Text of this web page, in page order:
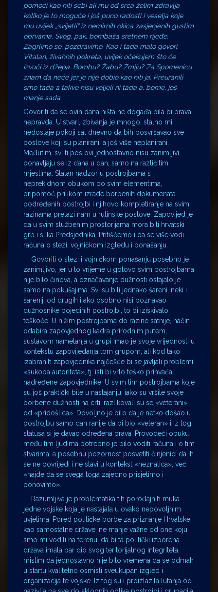
pomoći kao niti sebi ali mu od srca želim zdravlja
koliko je to moguće i još puno radosti i veselja koje
mu uvijek „svijetli“ iz nemirnih okica zasjenjenih gustim
obrvama. Svog, pak, bombaša sretnem rijeđe.
Zagrlimo se, pozdravimo. Kao i tada malo govori.
Vitalan, živahnih pokreta, uvijek očekujem što će
izvuči iz džepa. Bombu? Žabu? Zmiju? Za Spomenicu
znam da neće jer je nije dobio kao niti ja. Preuranili
smo tada a takve nisu voljeli ni tada a, bome, još
manje sada.
Govoriti da se ovih dana ništa ne događa bila bi prava
nepravda. U stvari, zbivanja je mnogo, stalno mi
nedostaje pokoji sat dnevno da bih posvršavao sve
poslove koji su planirani, a još više neplanirani.
Međutim, svi ti poslovi jednostavno nisu zanimljivi,
ponavljaju se iz dana u dan, samo na različitim
mjestima. Stalan nadzor u postrojbama s
neprekidnom obukom po svim elementima,
pripomoć prilikom izrade borbenih dokumenata
podređenih postrojbi i njihovo kompletiranje na svim
razinama prelazi nam u rutinske poslove. Zapovijed je
da u svim službenim prostorijama mora biti hrvatski
grb i slika Predsjednika. Pritišćemo i da se više vodi
računa o stezi, vojničkom izgledu i ponašanju.
Govoriti o stezi i vojničkom ponašanju posebno je
zanimljivo, jer u to vrijeme u gotovo svim postrojbama
nije bilo činova, a označavanje dužnosti ostajalo je
samo na pokušajima. Svi su bili jednako šareni, neki i
šareniji od drugih i ako osobno nisi poznavao
dužnosnike pojedinih postrojbi, to bi iziskivalo
teškoće. U nižim postrojbama do razine satnije, način
odabira zapovjednog kadra prirodnim putem,
sustavom nametanja u grupi imao je svoje vrijednosti u
kontekstu zapovijedanja tom grupom, ali kod tako
izabranih zapovjednika najčešće bi se javljali problemi
«sukoba autoriteta», tj. isti bi vrlo teško prihvaćali
nadređene zapovjednike. U svim tim postrojbama koje
su još praktički bile u nastajanju, iako su vršile svoje
borbene dužnosti na crti, razlikovali su se «veterani»
od «pridošlica». Dovoljno je bilo da je netko došao u
postrojbu samo dan ranije da bi bio «veteran» i iz tog
statusa si je davao određena prava. Provodeći obuku
među tim ljudima potrebno je bilo voditi računa i o tim
stvarima, a posebnu pozornost posvetiti činjenici da ih
se ne povrijedi i ne stavi u kontekst «neznalica», već
«hajde da se svega toga zajedno prisjetimo i
ponovimo».
Razumljiva je problematika tih porođajnih muka
jedne vojske koja je nastajala u ovako nepovoljnim
uvjetima. Pored političke borbe za priznanje Hrvatske
kao samostalne države, ne manje važne od one koju
smo mi vodili na terenu, da bi ta politički izborena
država imala bar dio svog teritorijalnog integriteta,
mislim da jednostavno nije bilo vremena da se odmah
u startu kvalitetno osmisli sveukupan izgled i
organizacija te vojske. Iz tog su i proizlazila lutanja od